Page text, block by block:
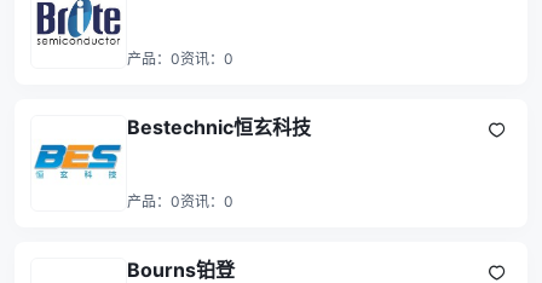
产品： 0资讯： 0
Bestechnic‌恒玄科技
产品： 0资讯： 0
Bourns铂登